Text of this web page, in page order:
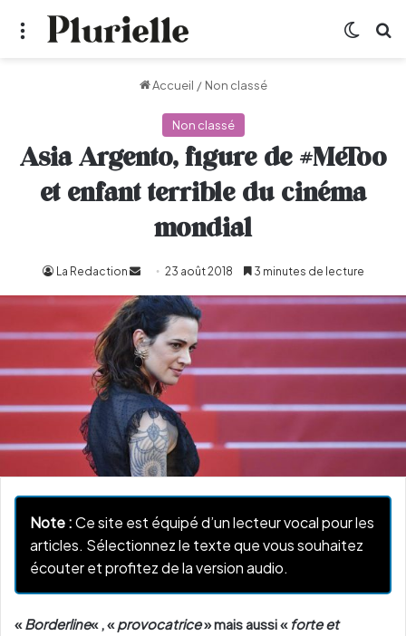
Menu
Accueil / Non classé
Non classé
Asia Argento, figure de #MeToo
et enfant terrible du cinéma
mondial
La Redaction
Envoyer
un
courriel
23 août 2018 3 minutes de lecture
Note :Ce site est équipé d’un lecteur vocal pour les
articles. Sélectionnez le texte que vous souhaitez
écouter et profitez de la version audio.
«Borderline« , «provocatrice» mais aussi « forte et